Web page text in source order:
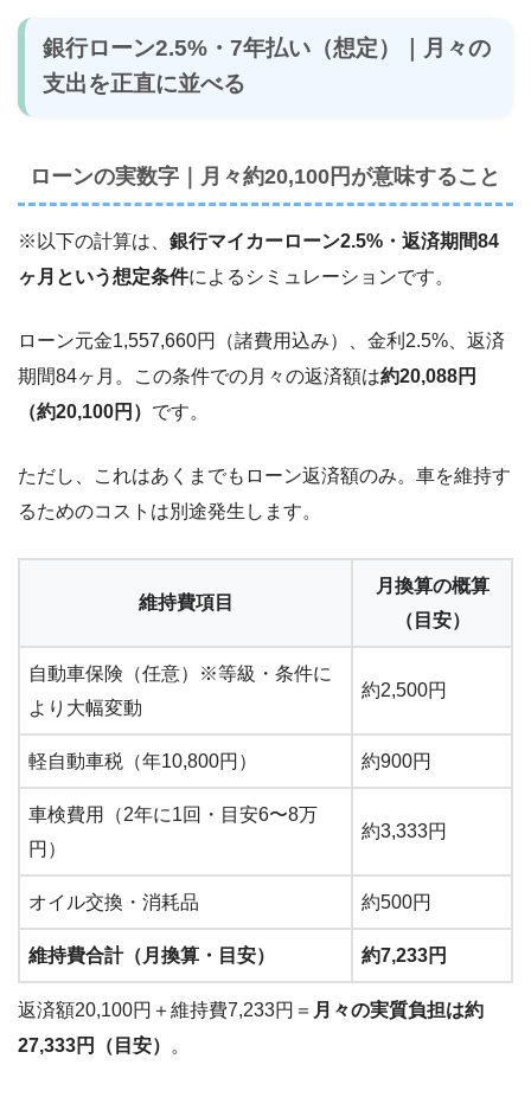
銀行ローン2.5%・7年払い（想定）｜月々の
支出を正直に並べる
ローンの実数字｜月々約20,100円が意味すること
※以下の計算は、 銀行マイカーローン2.5%・返済期間84
ヶ月という想定条件によるシミュレーションです。
ローン元金1,557,660円（諸費用込み）、金利2.5%、返済
期間84ヶ月。この条件での月々の返済額は約20,088円
（約20,100円） です。
ただし、これはあくまでもローン返済額のみ。車を維持す
るためのコストは別途発生します。
維持費項目
月換算の概算
（目安）
自動車保険（任意）※等級・条件に
より大幅変動
約2,500円
軽自動車税（年10,800円） 約900円
車検費用（2年に1回・目安6〜8万
円）
約3,333円
オイル交換・消耗品 約500円
維持費合計（月換算・目安） 約7,233円
返済額20,100円＋維持費7,233円＝ 月々の実質負担は約
27,333円（目安）
。